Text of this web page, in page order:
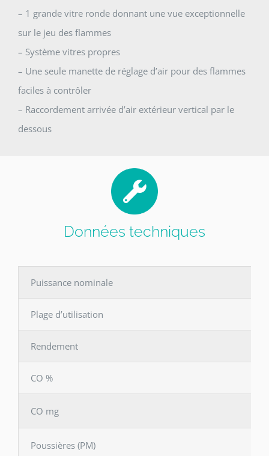
– 1 grande vitre ronde donnant une vue exceptionnelle
sur le jeu des flammes
– Système vitres propres
– Une seule manette de réglage d’air pour des flammes
faciles à contrôler
– Raccordement arrivée d’air extérieur vertical par le
dessous
Données techniques
Puissance nominale
Plage d’utilisation
Rendement
CO %
CO mg
Poussières (PM)